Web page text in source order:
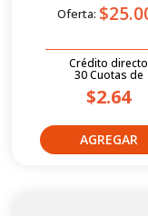
Oferta:
Crédito directo
30Cuotas de
$2.64